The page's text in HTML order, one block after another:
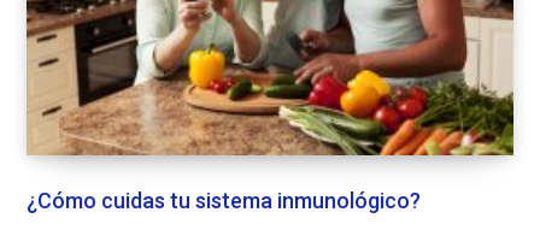
¿Cómo cuidas tu sistema inmunológico?